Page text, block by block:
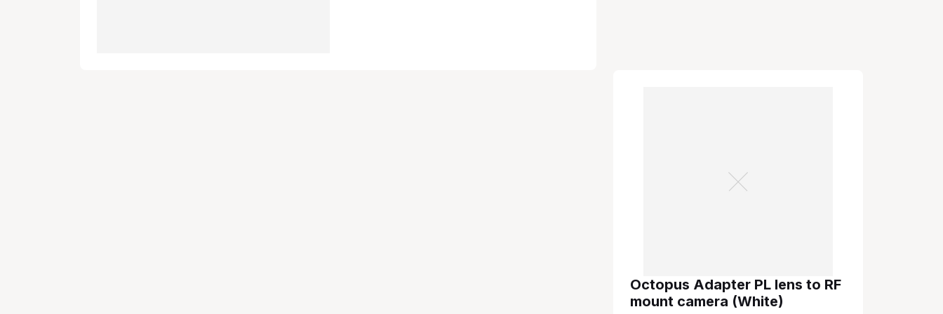
Octopus Adapter PL lens to RF
mount camera (White)